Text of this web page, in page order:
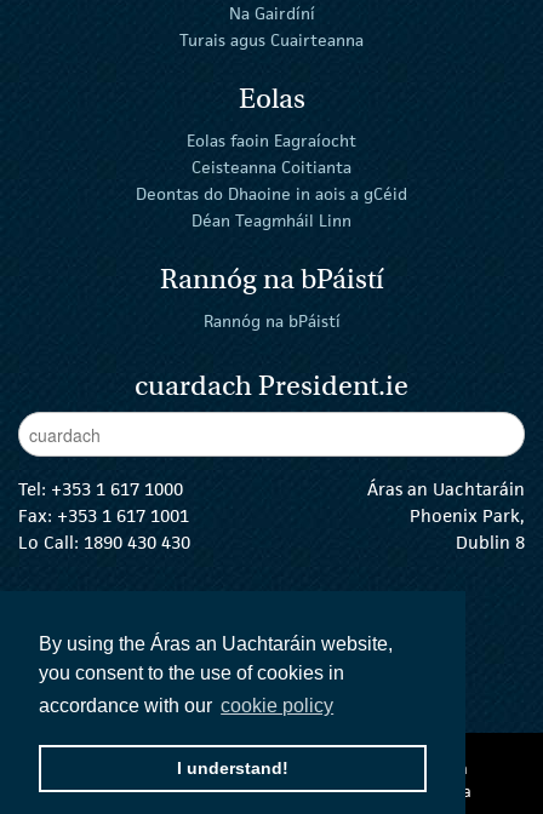
By using the Áras an Uachtaráin website,
you consent to the use of cookies in
accordance with our cookie policy
I understand!
Na Gairdíní
Turais agus Cuairteanna
Eolas
Eolas faoin Eagraíocht
Ceisteanna Coitianta
Deontas do Dhaoine in aois a gCéid
Déan Teagmháil Linn
Rannóg na bPáistí
Rannóg na bPáistí
cuardach President.ie
Enter Keywords
Tel: +353 1 617 1000
Fax: +353 1 617 1001
Lo Call: 1890 430 430
Áras an Uachtaráin
Phoenix Park,
Dublin 8
An tUachtarán Twitter
An tUachtarán Instagram
An tUachtarán Facebook
An tUachtarán
Ráiteas inrochtaineachta
Téarmaí agus Coinníollacha
Polasaí Príobháideachta
Acht na dTeangacha Oifigiúla